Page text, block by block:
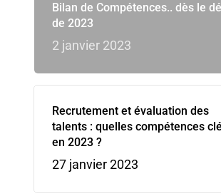
Bilan de Compétences.. dès le
de 2023
2 janvier 2023
Recrutement et évaluation des
talents : quelles compétences
en 2023 ?
27 janvier 2023